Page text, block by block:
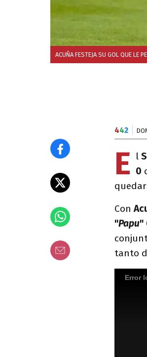
ACUÑA FESTEJA SU GOL QUE LE
442
E l
0
Con
"Papu"
tanto